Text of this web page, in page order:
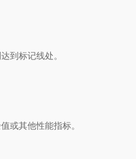
到标记线处。
或其他性能指标。